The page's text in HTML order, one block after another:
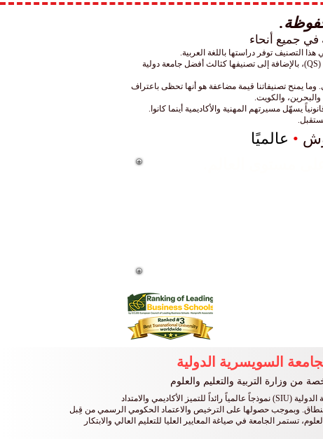
وإلى جانب ذلك، تفخر جامعة SIU المعتمدة حكومياً بتربعها على المركز الأول عربياً واحتلالها المرتبة 22 عالمياً في إدارة الأعمال وفقاً لتصنيف (QS)، بالإضافة إلى تصنيفها كثالث أفضل جامعة دولية
يمنح تصنيفاتنا قيمة مضاعفة هو أنها تحظى باعتراف
والكويت.
• عالميًا
السويسرية الدولية
من وزارة التربية والتعليم والعلوم
تُمثل الجامعة السويسرية الدولية (SIU) نموذجاً عالمياً رائداً للتميز الأكاديمي والامتداد
وبموجب حصولها على الترخيص والاعتماد الحكومي الرسمي من قِبل
تستمر الجامعة في صياغة المعايير العليا للتعليم العالي والابتكار